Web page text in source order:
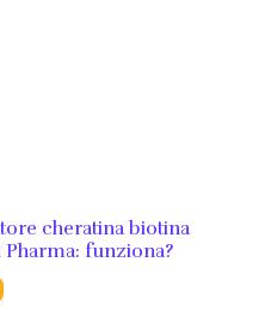
cheratina biotina
Pharma: funziona?